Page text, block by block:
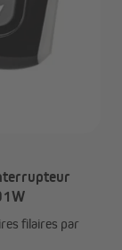
filaires par